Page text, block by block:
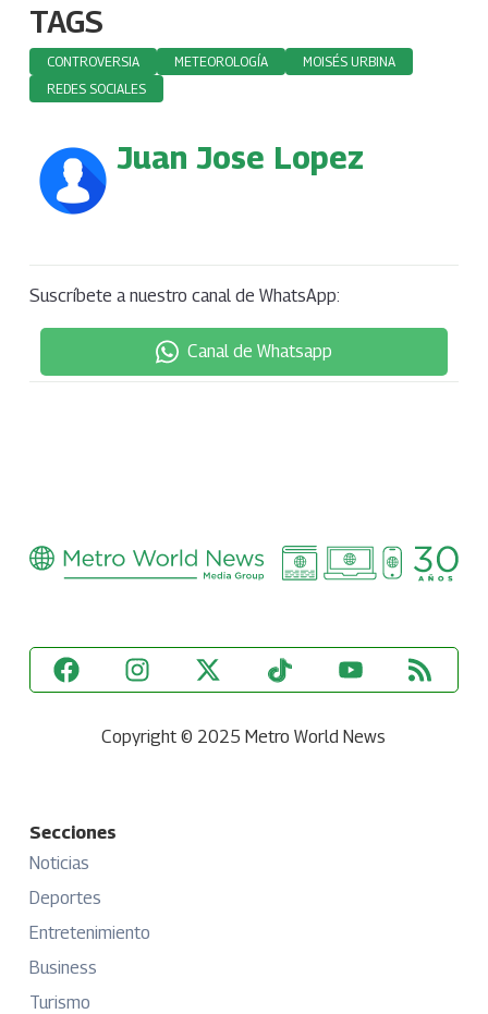
TAGS
CONTROVERSIA METEOROLOGÍA
MOISÉS URBINA
REDES SOCIALES
Juan Jose Lopez
Suscríbete a nuestro canal de WhatsApp:
Canal de Whatsapp
Copyright © 2025 Metro World News
Secciones
Noticias
Deportes
Entretenimiento
Business
Turismo